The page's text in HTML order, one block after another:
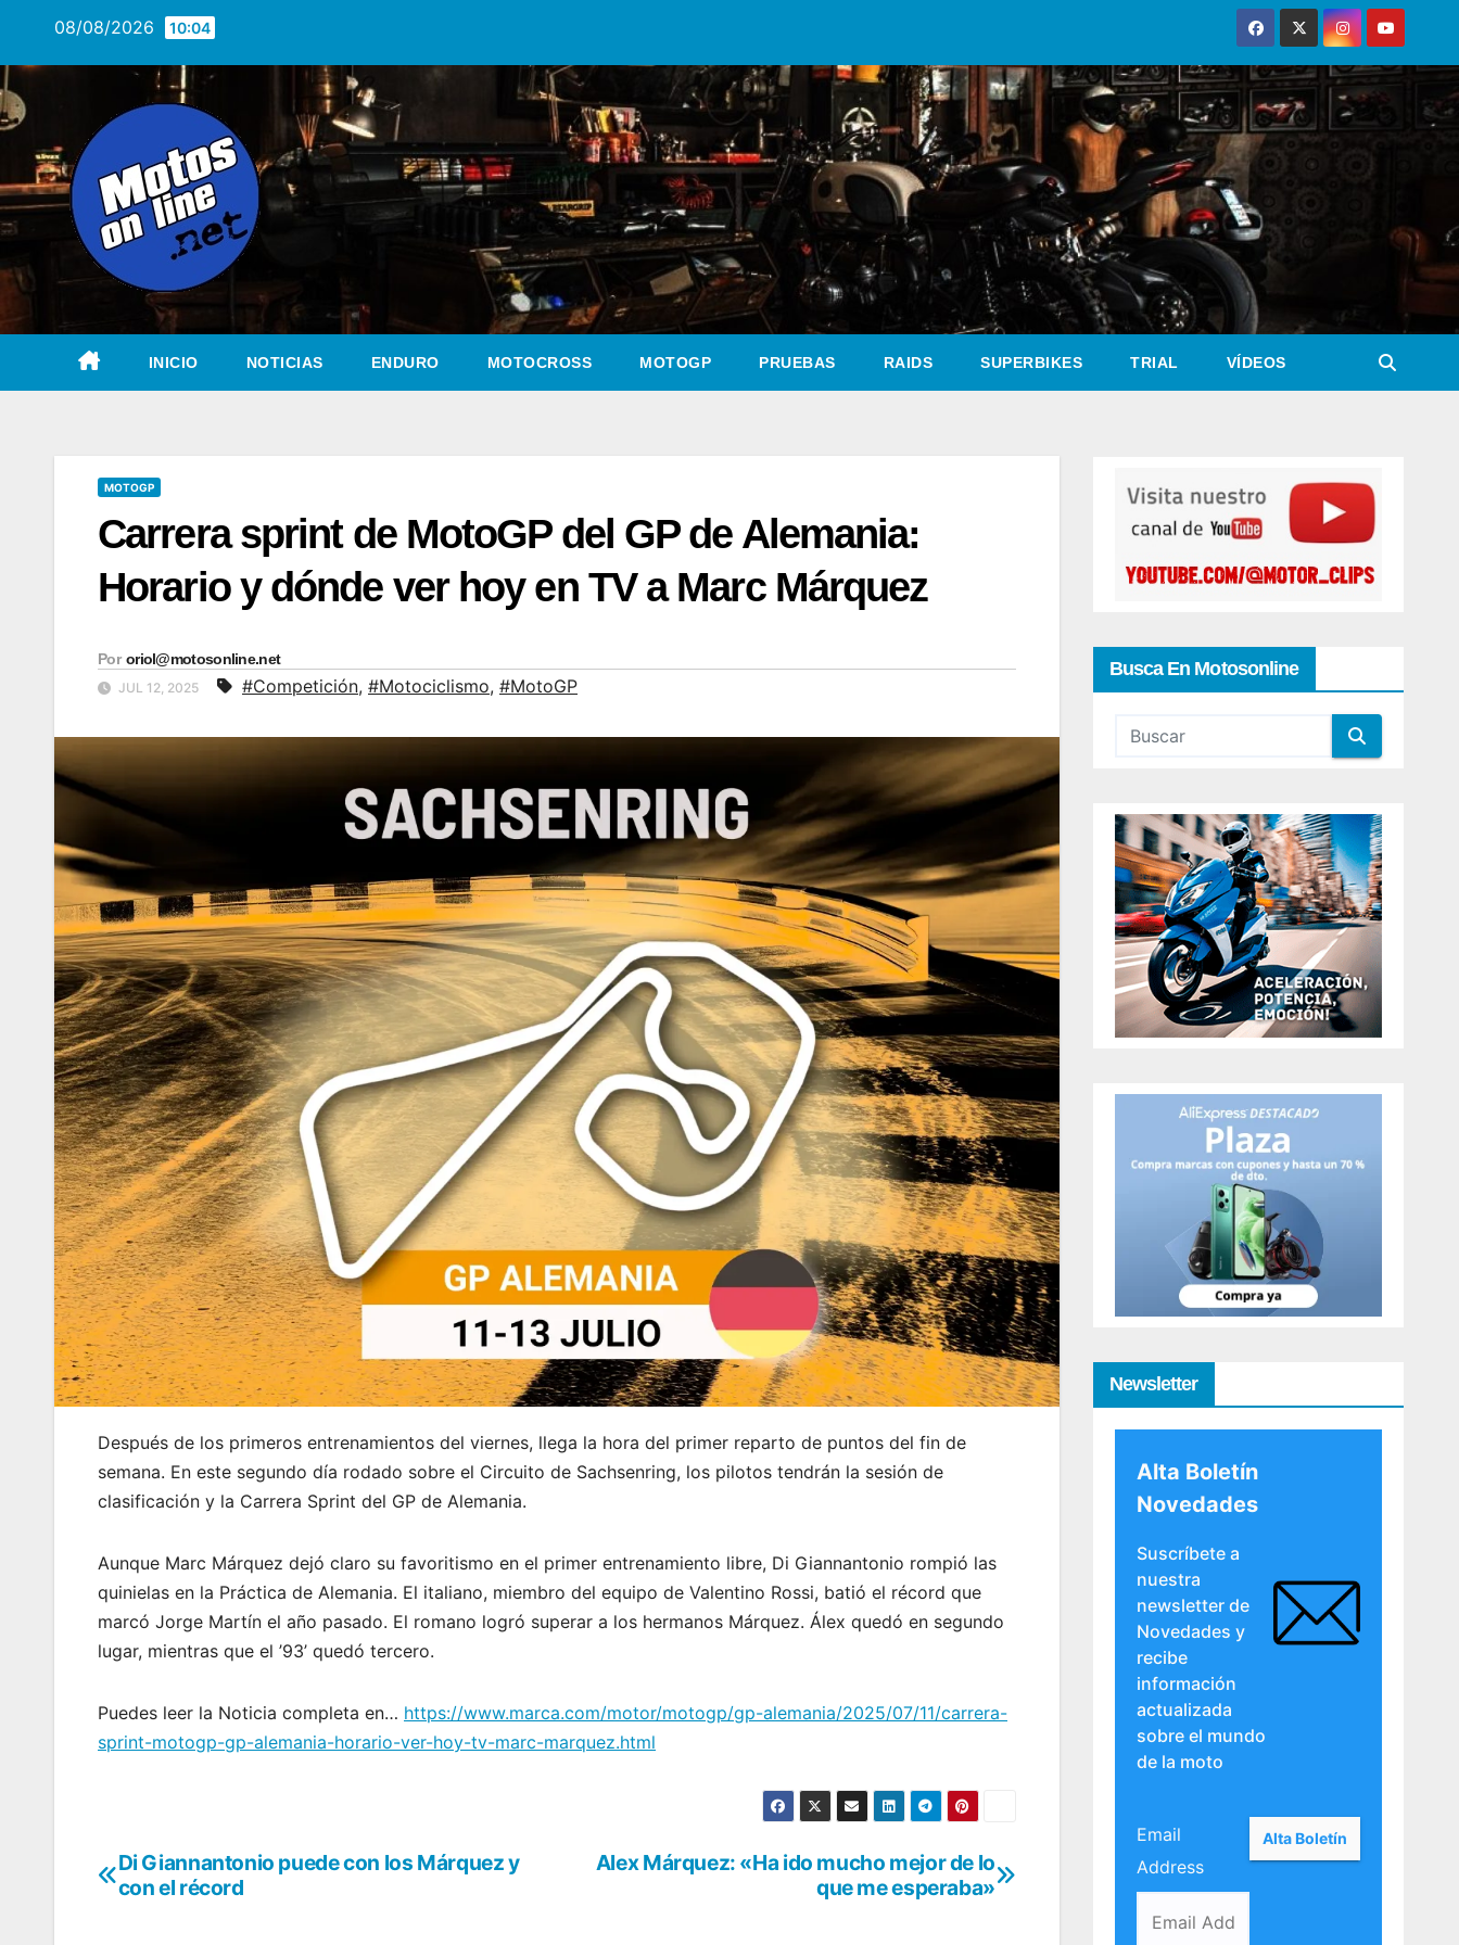
contenido
08/08/2026 10:04
INICIO NOTICIAS ENDURO MOTOCROSS MOTOGP PRUEBAS RAIDS SUPERBIKES TRIAL VÍDEOS
MOTOGP
Carrera sprint de MotoGP del GP de Alemania:
Horario y dónde ver hoy en TV a Marc Márquez
Por oriol@motosonline.net
JUL 12, 2025 #Competición, #Motociclismo, #MotoGP
Después de los primeros entrenamientos del viernes, llega la hora del primer reparto de puntos del fin de
semana. En este segundo día rodado sobre el Circuito de Sachsenring, los pilotos tendrán la sesión de
clasificación y la Carrera Sprint del GP de Alemania.
Aunque Marc Márquez dejó claro su favoritismo en el primer entrenamiento libre, Di Giannantonio rompió las
quinielas en la Práctica de Alemania. El italiano, miembro del equipo de Valentino Rossi, batió el récord que
marcó Jorge Martín el año pasado. El romano logró superar a los hermanos Márquez. Álex quedó en segundo
lugar, mientras que el ’93’ quedó tercero.
Puedes leer la Noticia completa en… https://www.marca.com/motor/motogp/gp-alemania/2025/07/11/carrera-
sprint-motogp-gp-alemania-horario-ver-hoy-tv-marc-marquez.html
Navegación
Alex Márquez: «Ha ido mucho mejor de lo
que me esperaba»
Di Giannantonio puede con los Márquez y
con el récord
Busca En Motosonline
Newsletter
Alta Boletín
Novedades
Suscríbete a
nuestra
newsletter de
Novedades y
recibe
información
actualizada
sobre el mundo
de la moto
Email
Address